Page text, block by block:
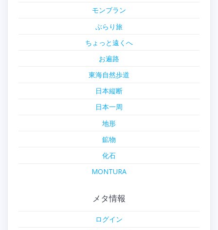
モンブラン
ぶらり旅
ちょっと遠くへ
お遍路
東海自然歩道
日本縦断
日本一周
地形
鉱物
化石
MONTURA
メタ情報
ログイン